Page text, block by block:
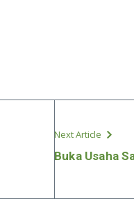
Next Article
Buka Usaha